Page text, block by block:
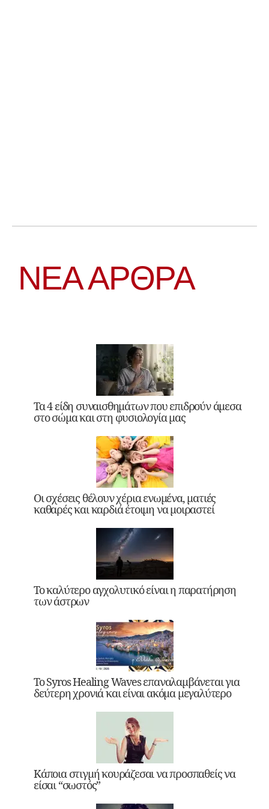
ΝΕΑ ΆΡΘΡΑ
Τα 4 είδη συναισθημάτων που επιδρούν άμεσα
στο σώμα και στη φυσιολογία μας
Οι σχέσεις θέλουν χέρια ενωμένα, ματιές
καθαρές και καρδιά έτοιμη να μοιραστεί
Το καλύτερο αγχολυτικό είναι η παρατήρηση
των άστρων
Το Syros Healing Waves επαναλαμβάνεται για
δεύτερη χρονιά και είναι ακόμα μεγαλύτερο
Κάποια στιγμή κουράζεσαι να προσπαθείς να
είσαι “σωστός”